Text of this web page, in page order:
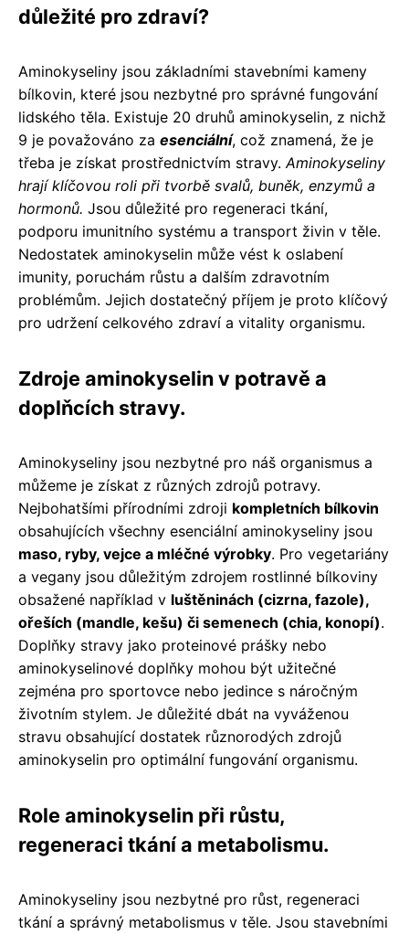
důležité pro zdraví?
Aminokyseliny jsou základními stavebními kameny
bílkovin, které jsou nezbytné pro správné fungování
lidského těla. Existuje 20 druhů aminokyselin, z nichž
9 je považováno za esenciální, což znamená, že je
třeba je získat prostřednictvím stravy. Aminokyseliny
hrají klíčovou roli při tvorbě svalů, buněk, enzymů a
hormonů. Jsou důležité pro regeneraci tkání,
podporu imunitního systému a transport živin v těle.
Nedostatek aminokyselin může vést k oslabení
imunity, poruchám růstu a dalším zdravotním
problémům. Jejich dostatečný příjem je proto klíčový
pro udržení celkového zdraví a vitality organismu.
Zdroje aminokyselin v potravě a
doplňcích stravy.
Aminokyseliny jsou nezbytné pro náš organismus a
můžeme je získat z různých zdrojů potravy.
Nejbohatšími přírodními zdroji kompletních bílkovin
obsahujících všechny esenciální aminokyseliny jsou
maso, ryby, vejce a mléčné výrobky. Pro vegetariány
a vegany jsou důležitým zdrojem rostlinné bílkoviny
obsažené například v luštěninách (cizrna, fazole),
ořeších (mandle, kešu) či semenech (chia, konopí).
Doplňky stravy jako proteinové prášky nebo
aminokyselinové doplňky mohou být užitečné
zejména pro sportovce nebo jedince s náročným
životním stylem. Je důležité dbát na vyváženou
stravu obsahující dostatek různorodých zdrojů
aminokyselin pro optimální fungování organismu.
Role aminokyselin při růstu,
regeneraci tkání a metabolismu.
Aminokyseliny jsou nezbytné pro růst, regeneraci
tkání a správný metabolismus v těle. Jsou stavebními